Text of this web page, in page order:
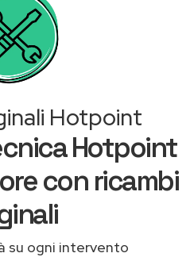
Hotpoint
Hotpoint
con ricambi
su ogni intervento